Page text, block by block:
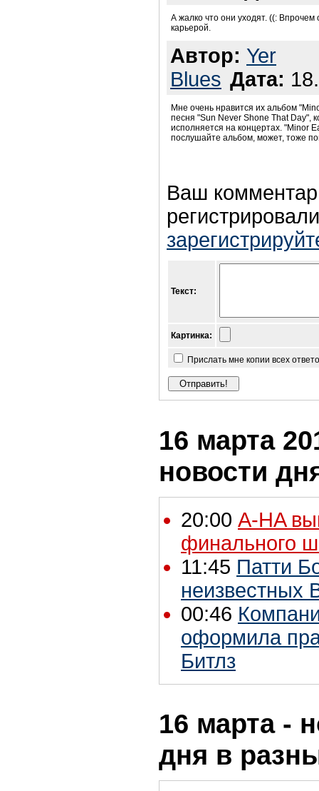
А жалко что они уходят. ((:
карьерой.
Автор: Yer
Blues Дата:
Мне очень нравится их альбом
песня "Sun Never Shone That Day",
исполняется на концертах. "Minor
послушайте альбом, может, тоже
Ваш
Текст:
Картинка:
Прислать мне копии всех
16 марта
новости
20:00 A-HA
финального
11:45 Патти
неизвестных
00:46
оформила
Битлз
16 марта -
дня в